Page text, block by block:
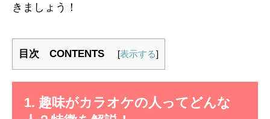
きましょう！
目次 CONTENTS [表示する]
1. 趣味がカラオケの人ってどんな